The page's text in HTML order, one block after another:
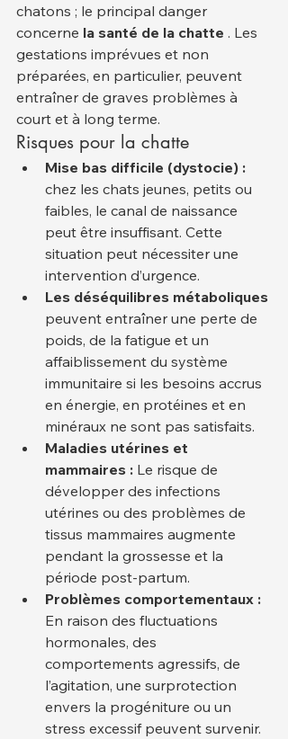
chatons ; le principal danger
concerne la santé de la chatte . Les
gestations imprévues et non
préparées, en particulier, peuvent
entraîner de graves problèmes à
court et à long terme.
Risques pour la chatte
Mise bas difficile (dystocie) :
chez les chats jeunes, petits ou
faibles, le canal de naissance
peut être insuffisant. Cette
situation peut nécessiter une
intervention d’urgence.
Les déséquilibres métaboliques
peuvent entraîner une perte de
poids, de la fatigue et un
affaiblissement du système
immunitaire si les besoins accrus
en énergie, en protéines et en
minéraux ne sont pas satisfaits.
Maladies utérines et
mammaires : Le risque de
développer des infections
utérines ou des problèmes de
tissus mammaires augmente
pendant la grossesse et la
période post-partum.
Problèmes comportementaux :
En raison des fluctuations
hormonales, des
comportements agressifs, de
l’agitation, une surprotection
envers la progéniture ou un
stress excessif peuvent survenir.